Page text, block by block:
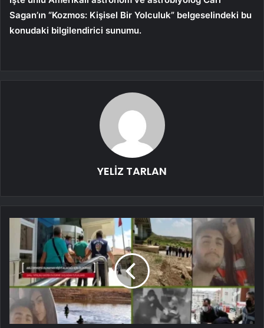
Sagan’ın “Kozmos: Kişisel Bir Yolculuk” belgeselindeki bu
konudaki bilgilendirici sunumu.
YELİZ TARLAN